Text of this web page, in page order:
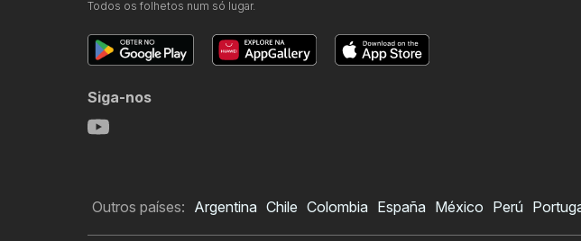
Todos os folhetos num só lugar.
Siga-nos
Outros países: Argentina Chile Colombia España México Perú